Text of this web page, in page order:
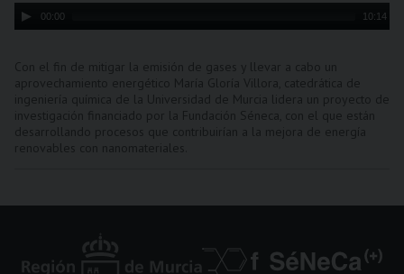
Audio
Player
00:00 10:14